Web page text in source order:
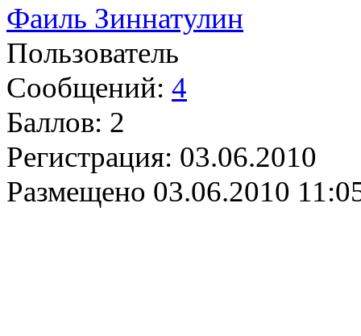
Фаиль Зиннатулин
Пользователь
Сообщений: 4
Баллов: 2
Регистрация: 03.06.2010
Размещено 03.06.2010